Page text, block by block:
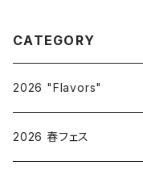
CATEGORY
2026 "Flavors"
2026 春フェス